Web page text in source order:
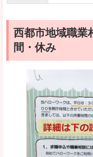
西都市地域職業
間・休み